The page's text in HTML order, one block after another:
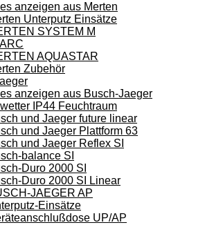
anzeigen aus Merten
Unterputz Einsätze
SYSTEM M
AQUASTAR
Zubehör
anzeigen aus Busch-Jaeger
IP44 Feuchtraum
und Jaeger future linear
und Jaeger Plattform 63
und Jaeger Reflex SI
balance SI
Duro 2000 SI
Duro 2000 SI Linear
JAEGER AP
Einsätze
UP/AP